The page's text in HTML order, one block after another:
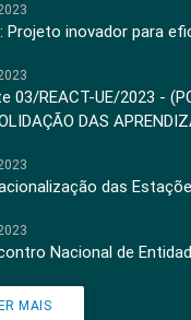
Projeto inovador para
03/REACT-UE/2023 -
DAS
das
Nacional de
MAIS